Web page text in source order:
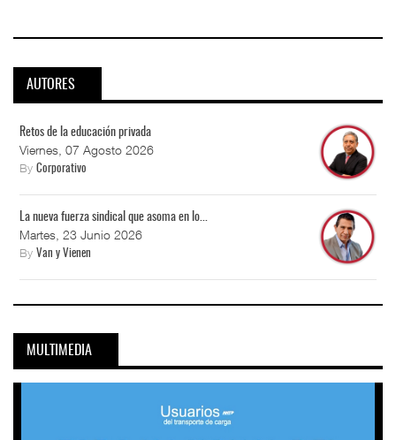
AUTORES
Retos de la educación privada
Viernes, 07 Agosto 2026
By Corporativo
La nueva fuerza sindical que asoma en lo...
Martes, 23 Junio 2026
By Van y Vienen
MULTIMEDIA